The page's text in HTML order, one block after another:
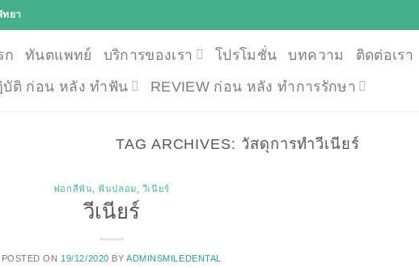
ยา
ก ทันตแพทย์ บริการของเรา โปรโมชั่น บทความ
ติดต่อเรา
ติ ก่อน หลัง ทำฟัน
REVIEW ก่อน หลัง ทำการรักษา
TAG ARCHIVES: วัสดุการทำวีเนียร์
ฟอกสีฟัน ,ฟันปลอม วีเนียร์
วีเนียร์
POSTED ON 19/12/2020 BY ADMINSMILEDENTAL